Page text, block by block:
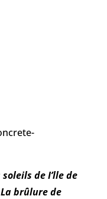
soleils de I’lle de
La brûlure de